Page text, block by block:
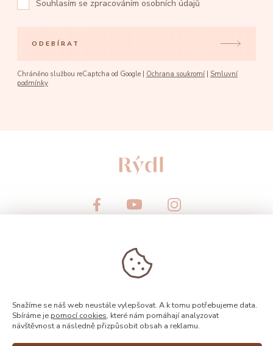
Souhlasím se zpracováním osobních údajů
ODEBÍRAT
Chráněno službou reCaptcha od Google | Ochrana soukromí | Smluvní
podmínky
© 2026, Rýdl
Snažíme se náš web neustále vylepšovat. A k tomu potřebujeme data.
Sbíráme je pomocí cookies, které nám pomáhají analyzovat
návštěvnost a následně přizpůsobit obsah a reklamu.